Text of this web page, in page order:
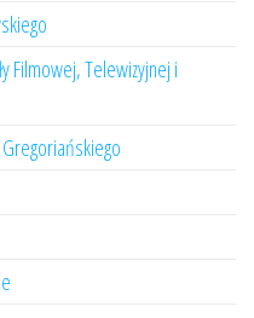
Filmowej, Telewizyjnej i